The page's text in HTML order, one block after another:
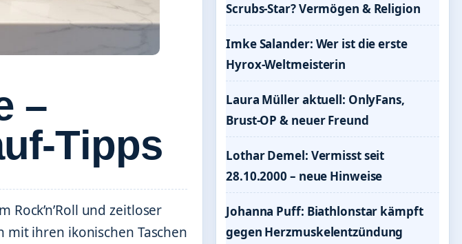
–
Tipps
und zeitloser
mit ihren ikonischen Taschen
Scrubs-Star? Vermögen & Religion
Imke Salander: Wer ist die erste
Hyrox-Weltmeisterin
Laura Müller aktuell: OnlyFans,
Brust-OP & neuer Freund
Lothar Demel: Vermisst seit
28.10.2000 – neue Hinweise
Johanna Puff: Biathlonstar kämpft
gegen Herzmuskelentzündung